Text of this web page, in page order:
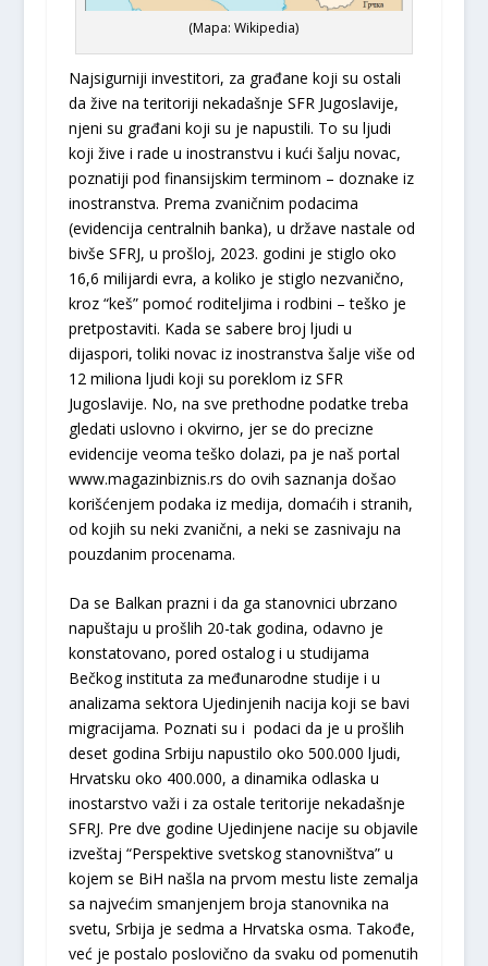
(Mapa: Wikipedia)
Najsigurniji investitori, za građane koji su ostali
da žive na teritoriji nekadašnje SFR Jugoslavije,
njeni su građani koji su je napustili. To su ljudi
koji žive i rade u inostranstvu i kući šalju novac,
poznatiji pod finansijskim terminom – doznake iz
inostranstva. Prema zvaničnim podacima
(evidencija centralnih banka), u države nastale od
bivše SFRJ, u prošloj, 2023. godini je stiglo oko
16,6 milijardi evra, a koliko je stiglo nezvanično,
kroz “keš” pomoć roditeljima i rodbini – teško je
pretpostaviti. Kada se sabere broj ljudi u
dijaspori, toliki novac iz inostranstva šalje više od
12 miliona ljudi koji su poreklom iz SFR
Jugoslavije. No, na sve prethodne podatke treba
gledati uslovno i okvirno, jer se do precizne
evidencije veoma teško dolazi, pa je naš portal
www.magazinbiznis.rs do ovih saznanja došao
korišćenjem podaka iz medija, domaćih i stranih,
od kojih su neki zvanični, a neki se zasnivaju na
pouzdanim procenama.
Da se Balkan prazni i da ga stanovnici ubrzano
napuštaju u prošlih 20-tak godina, odavno je
konstatovano, pored ostalog i u studijama
Bečkog instituta za međunarodne studije i u
analizama sektora Ujedinjenih nacija koji se bavi
migracijama. Poznati su i podaci da je u prošlih
deset godina Srbiju napustilo oko 500.000 ljudi,
Hrvatsku oko 400.000, a dinamika odlaska u
inostarstvo važi i za ostale teritorije nekadašnje
SFRJ. Pre dve godine Ujedinjene nacije su objavile
izveštaj “Perspektive svetskog stanovništva” u
kojem se BiH našla na prvom mestu liste zemalja
sa najvećim smanjenjem broja stanovnika na
svetu, Srbija je sedma a Hrvatska osma. Takođe,
već je postalo poslovično da svaku od pomenutih